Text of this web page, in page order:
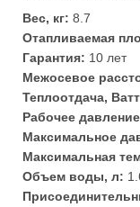
Вес, кг: 8.7
Отапливаемая
Гарантия: 10 лет
Межосевое
Теплоотдача,
Рабочее
Максимальное
Максимальная
Объем воды, л: